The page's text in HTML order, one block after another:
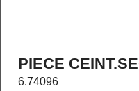
PIECE
6.74096